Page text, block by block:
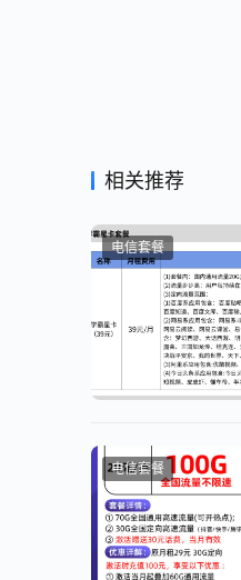
相关推荐
电信套餐
电信套餐